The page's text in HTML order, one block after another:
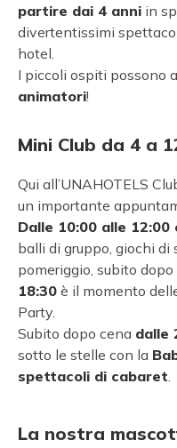
partire dai 4 anni in
divertentissimi
hotel.
I piccoli ospiti possono
animatori!
Mini Club da 4 a
Qui all’UNAHOTELS
un importante
Dalle 10:00 alle
balli di gruppo, giochi di
pomeriggio, subito
18:30 è il momento
Party.
Subito dopo cena dalle
sotto le stelle con la
spettacoli di cabaret.
La nostra